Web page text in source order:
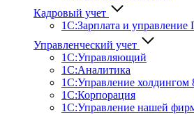
Кадровый учет
1С:Зарплата и управление
Управленческий учет
1С:Управляющий
1С:Аналитика
1С:Управление холдингом
1С:Корпорация
1С:Управление нашей